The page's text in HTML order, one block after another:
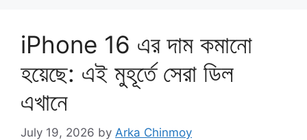
iPhone 16 এর দাম কমানো
হয়েছে: এই মুহূর্তে সেরা ডিল
এখানে
July 19, 2026 by Arka Chinmoy